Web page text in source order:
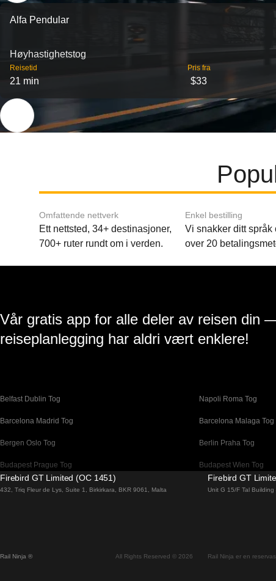
Alfa Pendular
Høyhastighetstog
Reisetid
21 min
Pris fra
$33
Omfattende nettverk
Ett nettsted, 34+ destinasjoner,
700+ ruter rundt om i verden.
Enkel bestilling
Vi snakker ditt språk
over 20
Vår gratis app for alle deler av reisen din
reiseplanlegging har aldri vært enklere!
Belfast Dublin Tog Napoli Roma Tog
Barcelona Madrid Tog Barcelona Malaga Tog
Bergen Oslo Tog Berlin Praha Tog
Budapest Prague Tog Budapest Wien Tog
Canberra Sydney Tog Changwon Seoul Tog
Faro Lisboa Tog Faro Porto Tog
Firebird GT Limited (OC 1451)
432, Triq Fleur de Lys, Suite 1, Birkirkara, BKR 9061, Malta
Firebird GT
Unit G 15/F Tal
Rail Ninja ® All Rights Reserved © 2026 Rail Ninja er en